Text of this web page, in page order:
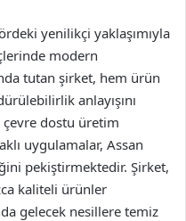
yenilikçi yaklaşımıyla
modern
tutan şirket, hem ürün
anlayışını
dostu üretim
uygulamalar, Assan
pekiştirmektedir. Şirket,
kaliteli ürünler
gelecek nesillere temiz